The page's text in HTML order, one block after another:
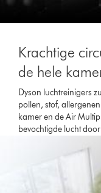
Krachtige
de hele
Dyson luchtreinigers
pollen, stof,
kamer en de Air
bevochtigde lucht